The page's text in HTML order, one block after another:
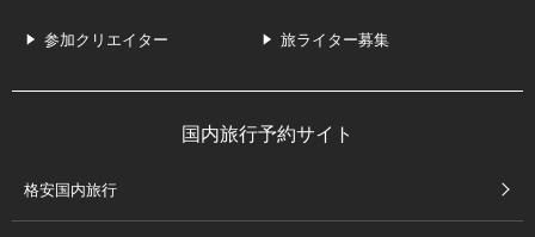
参加クリエイター 旅ライター募集
国内旅行予約サイト
格安国内旅行